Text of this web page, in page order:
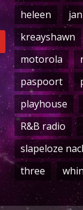
heleen
kreayshawn
motorola
paspoort
playhouse
R&B radio
slapeloze
three